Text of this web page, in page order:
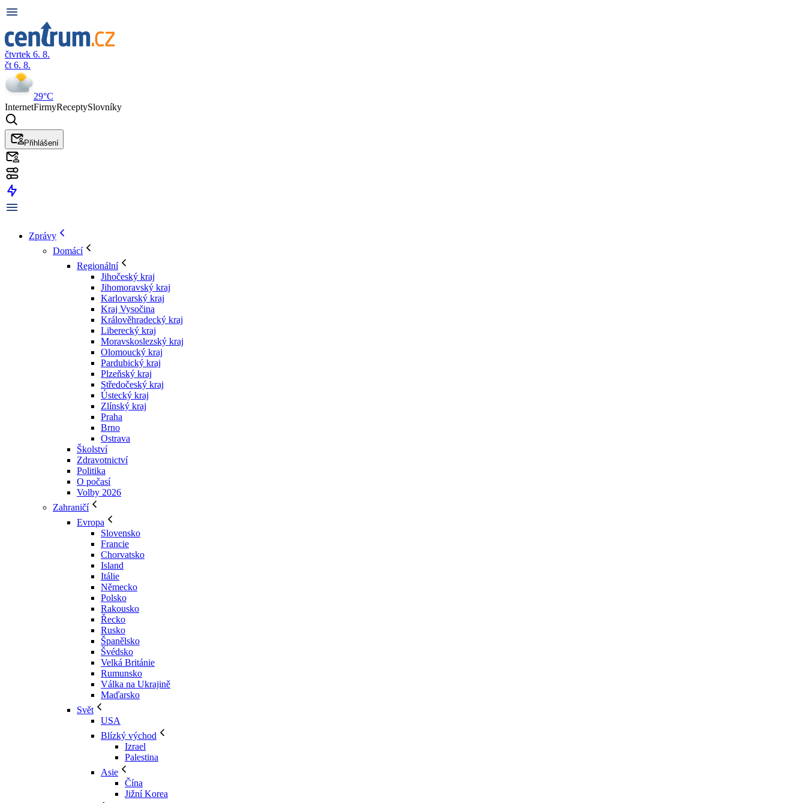
čtvrtek 6. 8.
čt 6. 8.
29°C
InternetFirmyReceptySlovníky
Přihlášení
Zprávy
Domácí
Regionální
Jihočeský kraj
Jihomoravský kraj
Karlovarský kraj
Kraj Vysočina
Králověhradecký kraj
Liberecký kraj
Moravskoslezský kraj
Olomoucký kraj
Pardubický kraj
Plzeňský kraj
Středočeský kraj
Ústecký kraj
Zlínský kraj
Praha
Brno
Ostrava
Školství
Zdravotnictví
Politika
O počasí
Volby 2026
Zahraničí
Evropa
Slovensko
Francie
Chorvatsko
Island
Itálie
Německo
Polsko
Rakousko
Řecko
Rusko
Španělsko
Švédsko
Velká Británie
Rumunsko
Válka na Ukrajině
Maďarsko
Svět
USA
Blízký východ
Izrael
Palestina
Asie
Čína
Jižní Korea